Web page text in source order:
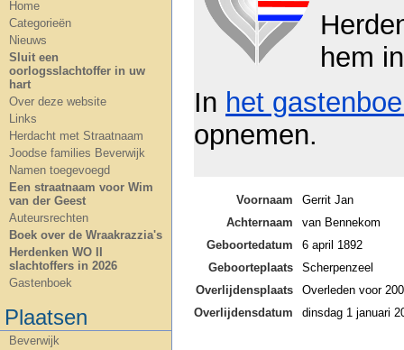
Home
Categorieën
Nieuws
Sluit een
oorlogsslachtoffer in uw
hart
Over deze website
Links
Herdacht met Straatnaam
Joodse families Beverwijk
Namen toegevoegd
Een straatnaam voor Wim
van der Geest
Auteursrechten
Boek over de Wraakrazzia's
Herdenken WO II
slachtoffers in 2026
Gastenboek
Plaatsen
Beverwijk
hem
In het
opnemen.
Voornaam
Gerrit Jan
Achternaam
van Bennekom
Geboortedatum
6 april 1892
Geboorteplaats
Scherpenzeel
Overlijdensplaats
Overleden voor
Overlijdensdatum
dinsdag 1 januari